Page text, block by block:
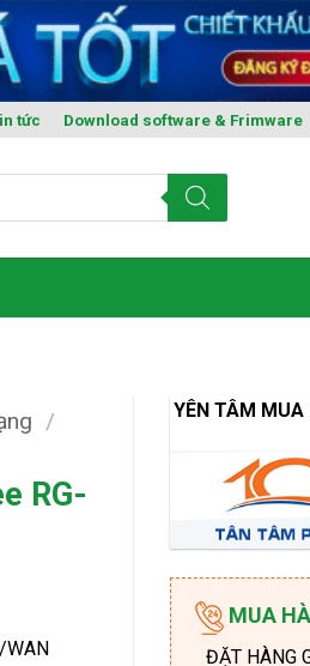
tức Download software & Frimware
/
RG-
YÊN TÂM
MUA
ĐẶT HÀNG